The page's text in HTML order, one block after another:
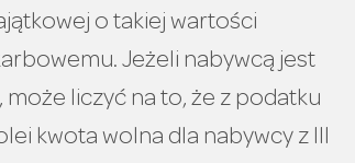
o takiej wartości
Jeżeli nabywcą jest
liczyć na to, że z podatku
kwota wolna dla nabywcy z III